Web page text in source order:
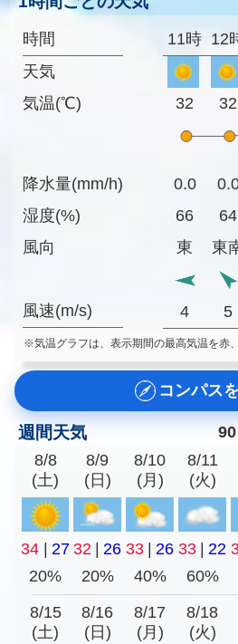
時間
天気
気温(℃)
降水量(mm/h)
湿度(%)
風向
風速(m/s)
11時 12
32 32
0.0
66
64
東
東
4 5
※気温グラフは、表示期間の最高気温を赤
コンパス
週間天気
8/8
(土)
8/9
(日)
8/10
(月)
8/11
(火)
34 | 27 32 | 26 33 | 26 33 | 22
20%
20% 40% 60%
8/15
(土)
8/16
(日)
8/17
(月)
8/18
(火)